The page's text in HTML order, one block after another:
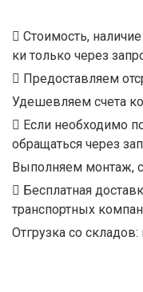
Стоимость,
ки только через
Предоставляем
Удешевляем счета
Если необходимо
обращаться через
Выполняем монтаж,
Бесплатная
транспортных
Отгрузка со